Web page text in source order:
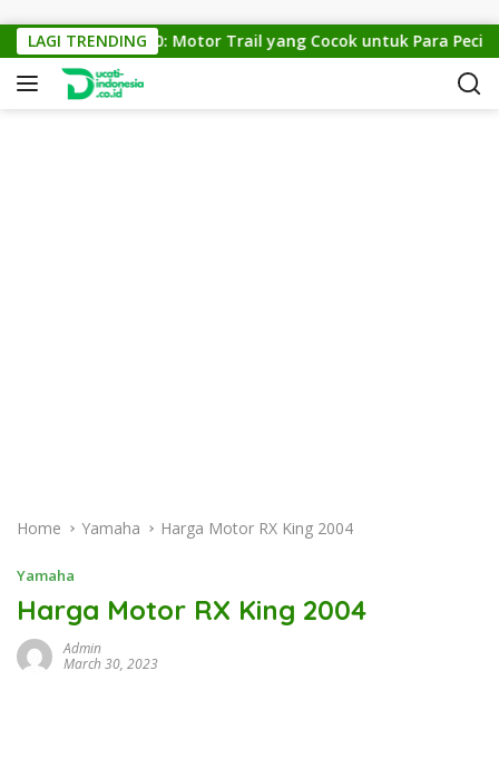
LAGI TRENDING
KTM Cross 150: Motor Trail yang Cocok untuk Para Pecinta
Home Yamaha Harga Motor RX King 2004
Yamaha
Harga Motor RX King 2004
Admin
March 30, 2023